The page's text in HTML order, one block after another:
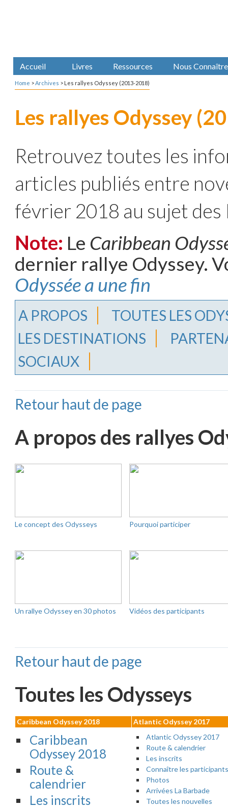
Accueil Livres Ressources Nous Connaître
Home >Archives > Les rallyes Odyssey (2013-2018)
Les rallyes Odyssey
Retrouvez toutes les
articles publiés entre
février 2018 au sujet des
Note: Le Caribbean
dernier rallye Odyssey.
Odyssée a une fin
A PROPOS
TOUTES LES
LES DESTINATIONS
SOCIAUX
Retour haut de page
A propos des rallyes
Le concept des Odysseys Pourquoi participer
Un rallye Odyssey en 30 photos Vidéos des participants
Retour haut de page
Toutes les Odysseys
Caribbean Odyssey 2018 Atlantic Odyssey 2017
Caribbean
Odyssey 2018
Route &
calendrier
Les inscrits
Atlantic Odyssey 2017
Route & calendrier
Les inscrits
Connaître les participants
Photos
Arrivées La Barbade
Toutes les nouvelles